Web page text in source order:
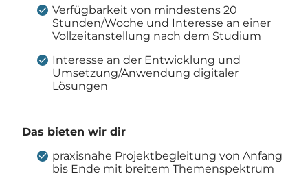
Verfügbarkeit von mindestens 20
Stunden/Woche und Interesse an einer
Vollzeitanstellung nach dem Studium
Interesse an der Entwicklung und
Umsetzung/Anwendung digitaler
Lösungen
Das bieten wir dir
praxisnahe Projektbegleitung von Anfang
bis Ende mit breitem Themenspektrum